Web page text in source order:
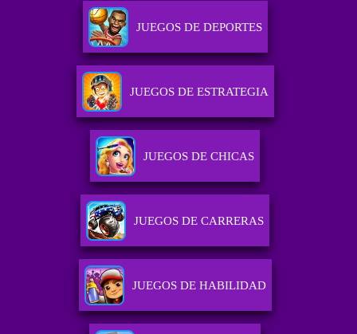
JUEGOS DE DEPORTES
JUEGOS DE ESTRATEGIA
JUEGOS DE CHICAS
JUEGOS DE CARRERAS
JUEGOS DE HABILIDAD